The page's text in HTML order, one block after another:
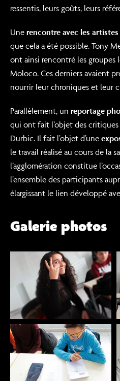
ressentis, leurs goûts, leurs
Une rencontre avec les artistes
que cela a été possible. Tony
ont ainsi rencontré les groupes
Moloco. Ces derniers avaient
nourrir leur chroniques et leur
Parallèlement, un reportage
qui ont fait l’objet des critiques
Durbic. Il fait l’objet d’une
le travail réalisé au cours de la
l’agglomération constitue
l’ensemble des participants
élargissant le lien développé
Galerie photos